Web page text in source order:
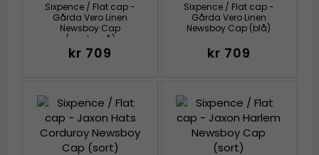
Sixpence / Flat cap -
Gårda Vero Linen
Newsboy Cap
(mørkegrå)
kr 709
Sixpence / Flat cap -
Gårda Vero Linen
Newsboy Cap (blå)
kr 709